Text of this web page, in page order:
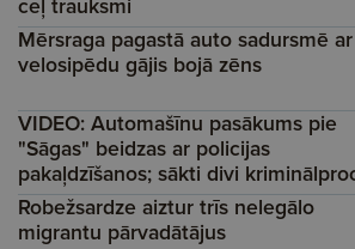
Mērsraga pagastā auto sadursmē ar
velosipēdu gājis bojā zēns
VIDEO: Automašīnu pasākums pie
"Sāgas" beidzas ar policijas
pakaļdzīšanos; sākti divi
Robežsardze aiztur trīs nelegālo
migrantu pārvadātājus